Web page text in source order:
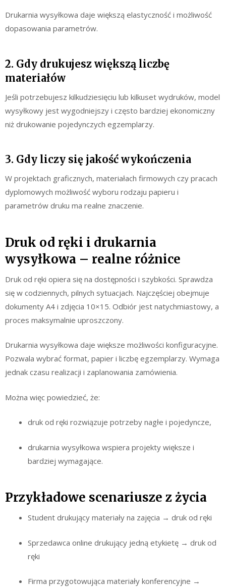
Drukarnia wysyłkowa daje większą elastyczność i możliwość
dopasowania parametrów.
2. Gdy drukujesz większą liczbę
materiałów
Jeśli potrzebujesz kilkudziesięciu lub kilkuset wydruków, model
wysyłkowy jest wygodniejszy i często bardziej ekonomiczny
niż drukowanie pojedynczych egzemplarzy.
3. Gdy liczy się jakość wykończenia
W projektach graficznych, materiałach firmowych czy pracach
dyplomowych możliwość wyboru rodzaju papieru i
parametrów druku ma realne znaczenie.
Druk od ręki i drukarnia
wysyłkowa – realne różnice
Druk od ręki opiera się na dostępności i szybkości. Sprawdza
się w codziennych, pilnych sytuacjach. Najczęściej obejmuje
dokumenty A4 i zdjęcia 10×15. Odbiór jest natychmiastowy, a
proces maksymalnie uproszczony.
Drukarnia wysyłkowa daje większe możliwości konfiguracyjne.
Pozwala wybrać format, papier i liczbę egzemplarzy. Wymaga
jednak czasu realizacji i zaplanowania zamówienia.
Można więc powiedzieć, że:
druk od ręki rozwiązuje potrzeby nagłe i pojedyncze,
drukarnia wysyłkowa wspiera projekty większe i
bardziej wymagające.
Przykładowe scenariusze z życia
Student drukujący materiały na zajęcia → druk od ręki
Sprzedawca online drukujący jedną etykietę → druk od
ręki
Firma przygotowująca materiały konferencyjne →